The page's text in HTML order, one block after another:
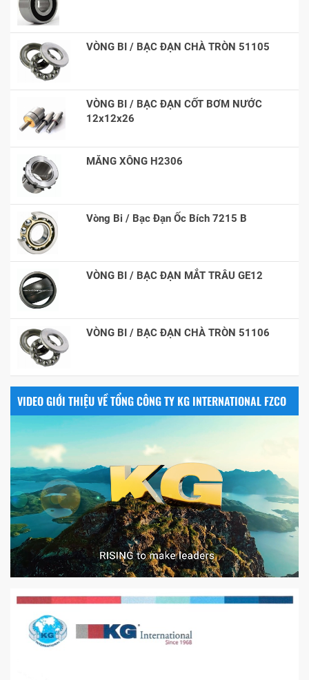
VÒNG BI / BẠC ĐẠN CHÀ TRÒN 51105
VÒNG BI / BẠC ĐẠN CỐT BƠM NƯỚC
12x12x26
MĂNG XÔNG H2306
Vòng Bi / Bạc Đạn Ốc Bích 7215 B
VÒNG BI / BẠC ĐẠN MẮT TRÂU GE12
VÒNG BI / BẠC ĐẠN CHÀ TRÒN 51106
VIDEO GIỚI THIỆU VỀ TỔNG CÔNG TY KG INTERNATIONAL FZCO